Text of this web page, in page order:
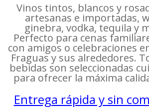
Vinos tintos, blancos y
artesanas e importadas,
ginebra, vodka, tequila y
Perfecto para cenas
con amigos o celebraciones
Fraguas y sus alrededores.
bebidas son seleccionadas
para ofrecer la máxima
Entrega rápida y sin